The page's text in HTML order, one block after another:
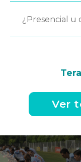
¿Presencial u
Ver